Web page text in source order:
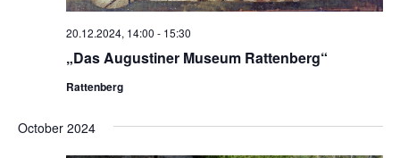
„Das Augustiner Museum Rattenberg“
20.12.2024, 14:00 - 15:30
Rattenberg
October 2024